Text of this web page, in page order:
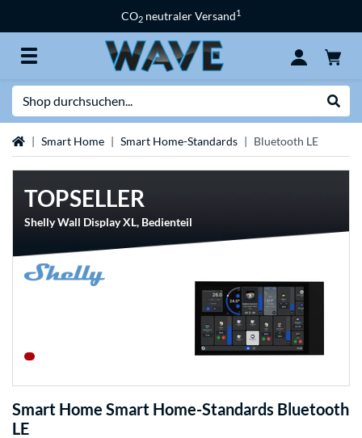
CO2 neutraler Versand1
StartseiteSmart Home Smart Home-Standards Bluetooth LE
TOPSELLER
Shelly Wall Display XL, Bedienteil
Smart Home Smart Home-Standards Bluetooth
LE